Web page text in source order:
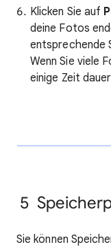
Klicken Sie auf
deine Fotos
entsprechende
Wenn Sie viele
einige Zeit
5
Sie können